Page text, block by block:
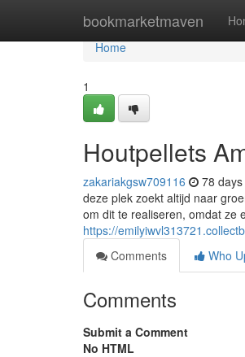
bookmarketmaven
Home
Home
1
Houtpellets
zakariakgsw709116 78
deze plek zoekt altijd naar
om dit te realiseren, omdat ze
https://
Comments
Who
Comments
Submit a Comment
No HTML